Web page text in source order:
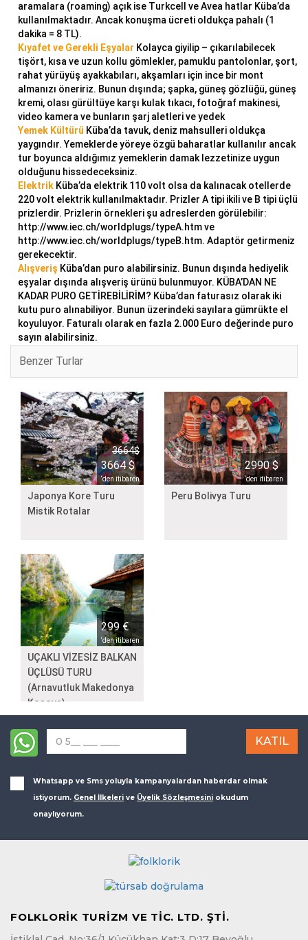
aramalara (roaming) açık ise Turkcell ve Avea hatlar Küba’da
kullanılmaktadır. Ancak konuşma ücreti oldukça pahalı (1
dakika = 8 TL).
Kıyafet ve Gerekli Eşyalar Kolayca giyilip – çıkarılabilecek
tişört, kısa ve uzun kollu gömlekler, pamuklu pantolonlar, şort,
rahat yürüyüş ayakkabıları, akşamları için ince bir mont
almanızı öneririz. Bunun dışında; şapka, güneş gözlüğü, güneş
kremi, olası gürültüye karşı kulak tıkacı, fotoğraf makinesi,
video kamera ve bunların şarj aletleri ve yedek
Yemek Kültürü Küba’da tavuk, deniz mahsulleri oldukça
yaygındır. Yemeklerde yöreye özgü baharatlar kullanılır ancak
tur boyunca aldığımız yemeklerin damak lezzetinize uygun
olduğunu hissedeceksiniz.
Elektrik Küba’da elektrik 110 volt olsa da kalınacak otellerde
220 volt elektrik kullanılmaktadır. Prizler A tipi ikili ve B tipi üçlü
prizlerdir. Prizlerin örnekleri şu adreslerden görülebilir:
http://www.iec.ch/worldplugs/typeA.htm ve
http://www.iec.ch/worldplugs/typeB.htm. Adaptör getirmeniz
gerekecektir.
Al ışveriş Küba’dan puro alabilirsiniz. Bunun dışında hediyelik
eşyalar dışında alışveriş ürünü bulunmuyor. KÜBA’DAN NE
KADAR PURO GETİREBİLİRİM? Küba’dan faturasız olarak iki
kutu puro alınabiliyor. Bunun üzerindeki sayılara gümrükte el
koyuluyor. Faturalı olarak en fazla 2.000 Euro değerinde puro
sayın alabilirsiniz.
Benzer Turlar
3664$
3664 $
‘den itibaren
Japonya Kore Turu
Mistik Rotalar
2990 $
‘den itibaren
Peru Bolivya Turu
299 €
‘den itibaren
UÇAKLI VİZESİZ BALKAN
ÜÇLÜSÜ TURU
(Arnavutluk Makedonya
Kosova)
Whatsapp ve Sms yoluyla kampanyalardan haberdar olmak
istiyorum. Genel İlkeleri ve Üyelik Sözleşmesini okudum
onaylıyorum.
FOLKLORİK TURİZM VE TİC. LTD. ŞTİ.